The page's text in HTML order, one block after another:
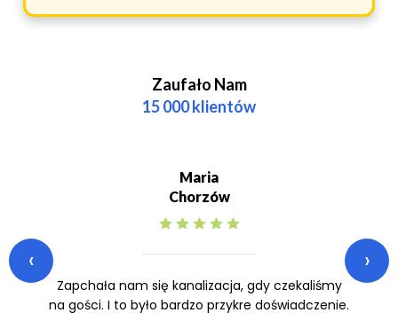
Zaufało Nam
15 000 klientów
Maria
Chorzów
Zapchała nam się kanalizacja, gdy czekaliśmy
na gości. I to było bardzo przykre doświadczenie.
‹ ›